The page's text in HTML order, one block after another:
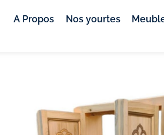
A Propos Nos yourtes